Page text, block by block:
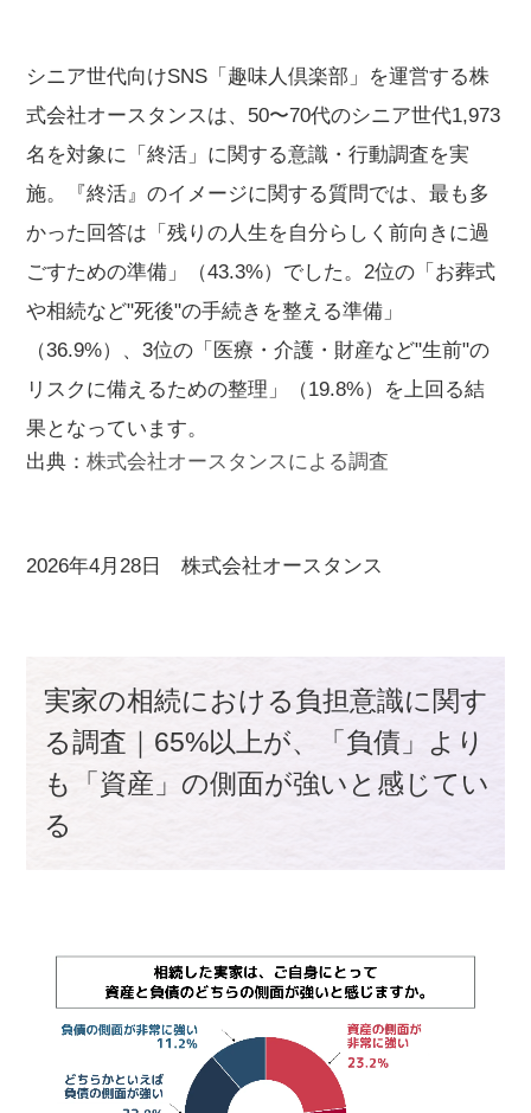
シニア世代向けSNS「趣味人倶楽部」を運営する株
式会社オースタンスは、50〜70代のシニア世代1,973
名を対象に「終活」に関する意識・行動調査を実
施。『終活』のイメージに関する質問では、最も多
かった回答は「残りの人生を自分らしく前向きに過
ごすための準備」（43.3%）でした。2位の「お葬式
や相続など"死後"の手続きを整える準備」
（36.9%）、3位の「医療・介護・財産など"生前"の
リスクに備えるための整理」（19.8%）を上回る結
果となっています。
出典：株式会社オースタンスによる調査
2026年4月28日 株式会社オースタンス
実家の相続における負担意識に関す
る調査｜65%以上が、「負債」より
も「資産」の側面が強いと感じてい
る